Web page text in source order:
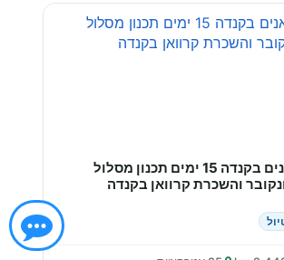
טיול קרוואנים בקנדה 15 ימים תכנון מסלול
והשכרת קרוואן בקנדה